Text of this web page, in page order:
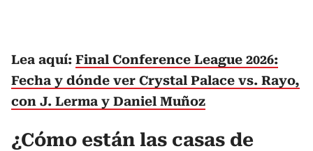
Lea aquí: Final Conference League 2026:
Fecha y dónde ver Crystal Palace vs. Rayo,
con J. Lerma y Daniel Muñoz
¿Cómo están las casas de